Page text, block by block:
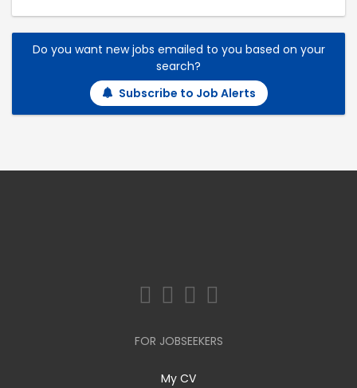
Do you want new jobs emailed to you based on your
search?
Subscribe to Job Alerts
FOR JOBSEEKERS
My CV